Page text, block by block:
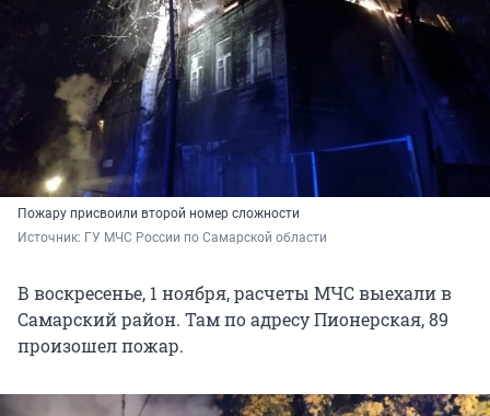
Пожару присвоили второй номер сложности
Источник: ГУ МЧС России по Самарской области
В воскресенье, 1 ноября, расчеты МЧС выехали в
Самарский район. Там по адресу Пионерская, 89
произошел пожар.